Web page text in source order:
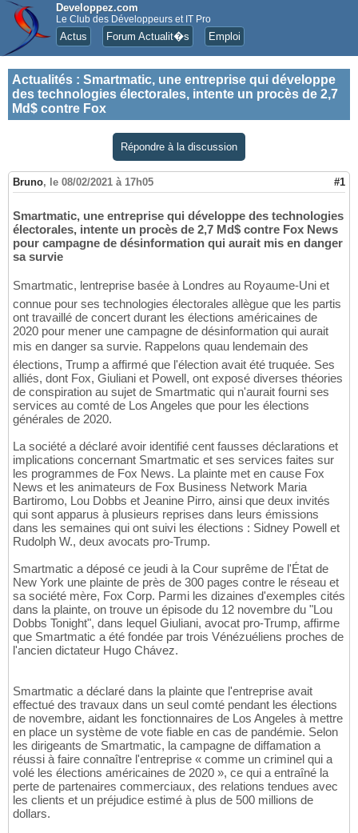
Developpez.com
Le Club des Développeurs et IT Pro
Actus Forum Actualit�s Emploi
Actualités : Smartmatic, une entreprise qui développe
des technologies électorales, intente un procès de 2,7
Md$ contre Fox
Répondre à la discussion
Bruno, le 08/02/2021 à 17h05 #1
Smartmatic, une entreprise qui développe des technologies
électorales, intente un procès de 2,7 Md$ contre Fox News
pour campagne de désinformation qui aurait mis en danger
sa survie
Smartmatic, lentreprise basée à Londres au Royaume-Uni et
connue pour ses technologies électorales allègue que les partis
ont travaillé de concert durant les élections américaines de
2020 pour mener une campagne de désinformation qui aurait
mis en danger sa survie. Rappelons quau lendemain des
élections, Trump a affirmé que l'élection avait été truquée. Ses
alliés, dont Fox, Giuliani et Powell, ont exposé diverses théories
de conspiration au sujet de Smartmatic qui n'aurait fourni ses
services au comté de Los Angeles que pour les élections
générales de 2020.
La société a déclaré avoir identifié cent fausses déclarations et
implications concernant Smartmatic et ses services faites sur
les programmes de Fox News. La plainte met en cause Fox
News et les animateurs de Fox Business Network Maria
Bartiromo, Lou Dobbs et Jeanine Pirro, ainsi que deux invités
qui sont apparus à plusieurs reprises dans leurs émissions
dans les semaines qui ont suivi les élections : Sidney Powell et
Rudolph W., deux avocats pro-Trump.
Smartmatic a déposé ce jeudi à la Cour suprême de l'État de
New York une plainte de près de 300 pages contre le réseau et
sa société mère, Fox Corp. Parmi les dizaines d'exemples cités
dans la plainte, on trouve un épisode du 12 novembre du "Lou
Dobbs Tonight", dans lequel Giuliani, avocat pro-Trump, affirme
que Smartmatic a été fondée par trois Vénézuéliens proches de
l'ancien dictateur Hugo Chávez.
Smartmatic a déclaré dans la plainte que l'entreprise avait
effectué des travaux dans un seul comté pendant les élections
de novembre, aidant les fonctionnaires de Los Angeles à mettre
en place un système de vote fiable en cas de pandémie. Selon
les dirigeants de Smartmatic, la campagne de diffamation a
réussi à faire connaître l'entreprise « comme un criminel qui a
volé les élections américaines de 2020 », ce qui a entraîné la
perte de partenaires commerciaux, des relations tendues avec
les clients et un préjudice estimé à plus de 500 millions de
dollars.